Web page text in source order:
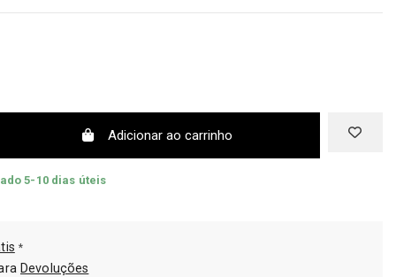
Adicionar ao carrinho
5-10 dias úteis
*
Devoluções